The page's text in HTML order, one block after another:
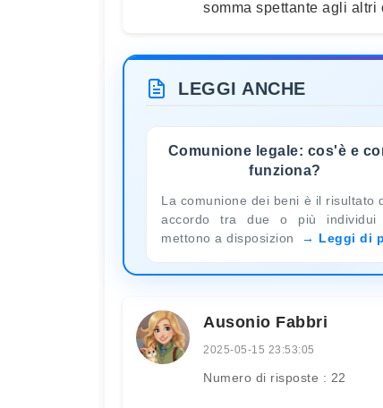
somma spettante agli altri
LEGGI ANCHE
Comunione legale: cos'è e
funziona?
La comunione dei beni è il risultato
accordo tra due o più individui
mettono a disposizion
Leggi di
Ausonio Fabbri
2025-05-15 23:53:05
Numero di risposte : 22